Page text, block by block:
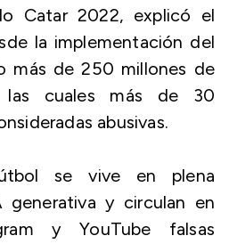
Catar 2022, explicó el
la implementación del
más de 250 millones de
las cuales más de 30
abusivas.
se vive en plena
generativa y circulan en
y YouTube falsas